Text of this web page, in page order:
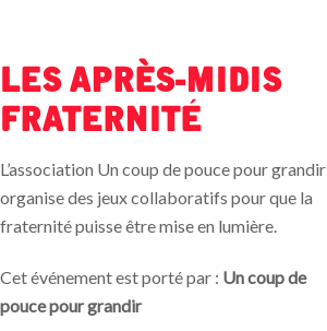
Les après-midis
fraternité
L’association Un coup de pouce pour grandir
organise des jeux collaboratifs pour que la
fraternité puisse être mise en lumière.
Cet événement est porté par : Un coup de
pouce pour grandir